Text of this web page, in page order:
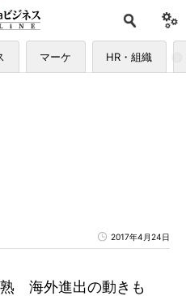
マーケ HR・組織
2017年4月24日
海外進出の動きも